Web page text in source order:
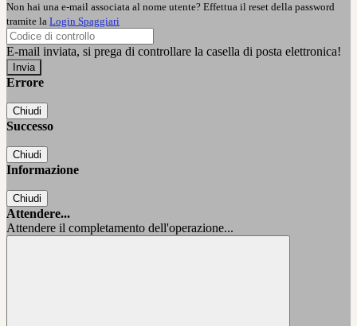
Non hai una e-mail associata al nome utente? Effettua il reset della password
tramite la Login Spaggiari
E-mail inviata, si prega di controllare la casella di posta elettronica!
Errore
Chiudi
Successo
Chiudi
Informazione
Chiudi
Attendere...
Attendere il completamento dell'operazione...